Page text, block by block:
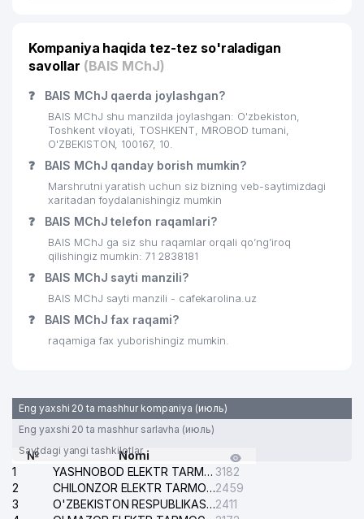
Kompaniya haqida tez-tez so'raladigan
savollar (BAIS MChJ)
❓ BAIS MChJ qaerda joylashgan?
BAIS MChJ shu manzilda joylashgan: O'zbekiston,
Toshkent viloyati, TOSHKENT, MIROBOD tumani,
O'ZBEKISTON, 100167, 10.
❓ BAIS MChJ qanday borish mumkin?
Marshrutni yaratish uchun siz bizning veb-saytimizdagi
xaritadan foydalanishingiz mumkin
❓ BAIS MChJ telefon raqamlari?
BAIS MChJ ga siz shu raqamlar orqali qo’ng’iroq
qilishingiz mumkin: 71 2838181
❓ BAIS MChJ sayti manzili?
BAIS MChJ sayti manzili - cafekarolina.uz
❓ BAIS MChJ fax raqami?
raqamiga fax yuborishingiz mumkin.
Eng yaxshi 20 ta mashhur kompaniya (июль)
Eng yaxshi 20 ta mashhur sarlavha (июль)
Saytdagi yangi tashkilotlar
№
Nomi
1
YASHNOBOD ELEKTR TARMOG'I NOSOZLIKLARI XIZMATI 3182
2
CHILONZOR ELEKTR TARMOG'I NOSOZLIK XIZMATI2459
3
O'ZBEKISTON RESPUBLIKASI BOSH PROKURATURASI ISHONCH TELEFONI2411